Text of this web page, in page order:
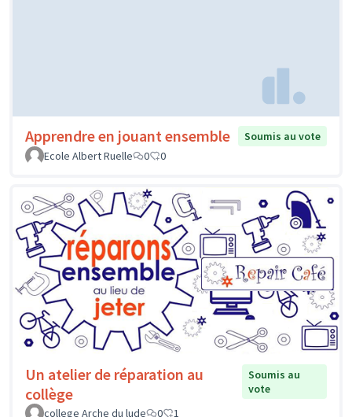
Apprendre en jouant ensemble
Soumis au vote
Ecole Albert Ruelle
0 0
Un atelier de réparation au
collège
Soumis au
vote
college Arche du lude
0 1